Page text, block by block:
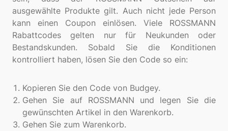
ausgewählte Produkte gilt. Auch nicht jede Person
kann einen Coupon einlösen. Viele ROSSMANN
Rabattcodes gelten nur für Neukunden oder
Bestandskunden. Sobald Sie die Konditionen
kontrolliert haben, lösen Sie den Code so ein:
Kopieren Sie den Code von Budgey.
Gehen Sie auf ROSSMANN und legen Sie die
gewünschten Artikel in den Warenkorb.
Gehen Sie zum Warenkorb.